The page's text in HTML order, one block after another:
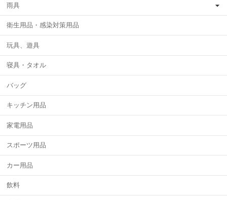
雨具
衛生用品・感染対策用品
玩具、遊具
寝具・タオル
バッグ
キッチン用品
家電用品
スポーツ用品
カー用品
飲料